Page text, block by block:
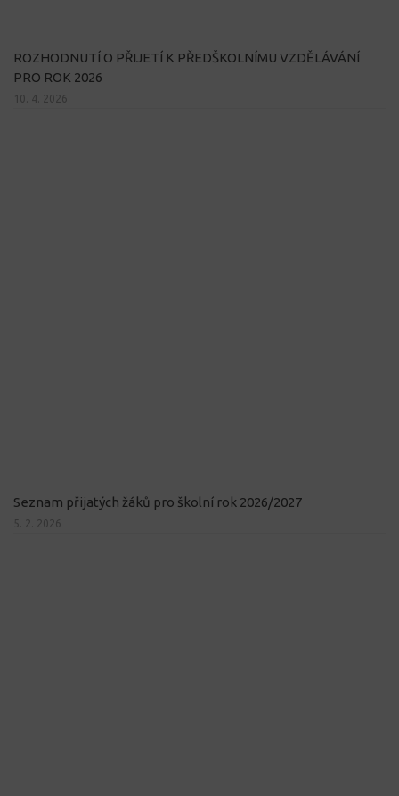
ROZHODNUTÍ O PŘIJETÍ K PŘEDŠKOLNÍMU VZDĚLÁVÁNÍ
PRO ROK 2026
10. 4. 2026
Seznam přijatých žáků pro školní rok 2026/2027
5. 2. 2026